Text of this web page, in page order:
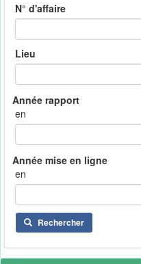
N° d'affaire
Lieu
en
en
Rechercher